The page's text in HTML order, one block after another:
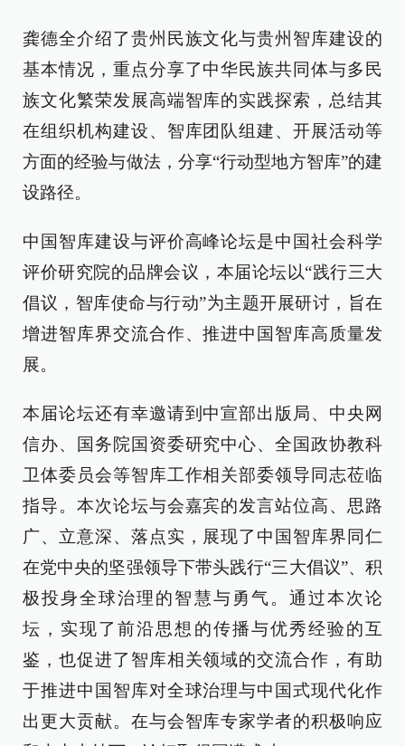
龚德全介绍了贵州民族文化与贵州智库建设的
基本情况，重点分享了中华民族共同体与多民
族文化繁荣发展高端智库的实践探索，总结其
在组织机构建设、智库团队组建、开展活动等
方面的经验与做法，分享“行动型地方智库”的建
设路径。
中国智库建设与评价高峰论坛是中国社会科学
评价研究院的品牌会议，本届论坛以“践行三大
倡议，智库使命与行动”为主题开展研讨，旨在
增进智库界交流合作、推进中国智库高质量发
展。
本届论坛还有幸邀请到中宣部出版局、中央网
信办、国务院国资委研究中心、全国政协教科
卫体委员会等智库工作相关部委领导同志莅临
指导。本次论坛与会嘉宾的发言站位高、思路
广、立意深、落点实，展现了中国智库界同仁
在党中央的坚强领导下带头践行“三大倡议”、积
极投身全球治理的智慧与勇气。通过本次论
坛，实现了前沿思想的传播与优秀经验的互
鉴，也促进了智库相关领域的交流合作，有助
于推进中国智库对全球治理与中国式现代化作
出更大贡献。在与会智库专家学者的积极响应